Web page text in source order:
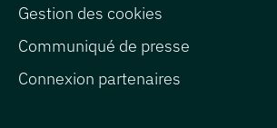
Gestion des cookies
Communiqué de presse
Connexion partenaires